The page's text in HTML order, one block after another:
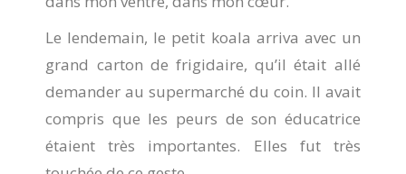
Le lendemain, le petit koala arriva avec un
grand carton de frigidaire, qu’il était allé
demander au supermarché du coin. Il avait
compris que les peurs de son éducatrice
étaient très importantes. Elles fut très